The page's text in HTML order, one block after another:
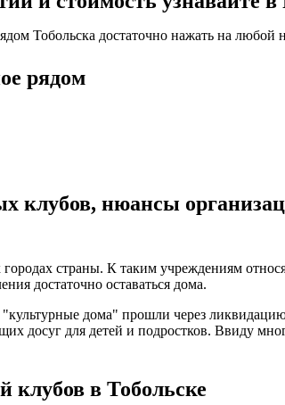
Тобольска достаточно нажать на любой
рядом
клубов, нюансы
страны. К таким учреждениям
достаточно оставаться дома.
дома" прошли через
досуг для детей и подростков. Ввиду
клубов в Тобольске